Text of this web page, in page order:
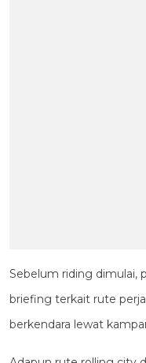
Sebelum riding dimulai,
briefing terkait rute
berkendara lewat